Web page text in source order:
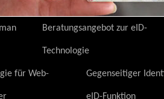
Beratungsangebot zur eID-
Technologie
für Web- Gegenseitiger
eID-Funktion